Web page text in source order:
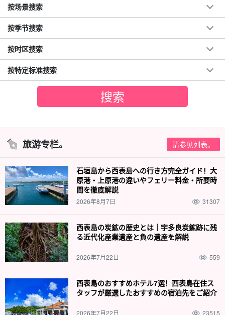
按场景搜索
按季节搜索
按时区搜索
按特定标准搜索
旅游专栏。 请参见列表。
石垣島から西表島への行き方完全ガイド！大
原港・上原港の違いやフェリー料金・所要時
間を徹底解説
2026年8月7日 31307
西表島の炭鉱の歴史とは｜宇多良炭鉱跡に残
る近代化産業遺産と負の遺産を解説
2026年7月22日 559
西表島のおすすめホテル7選！西表島在住ス
タッフが厳選したおすすめの宿泊先をご紹介
2026年7月22日 23515